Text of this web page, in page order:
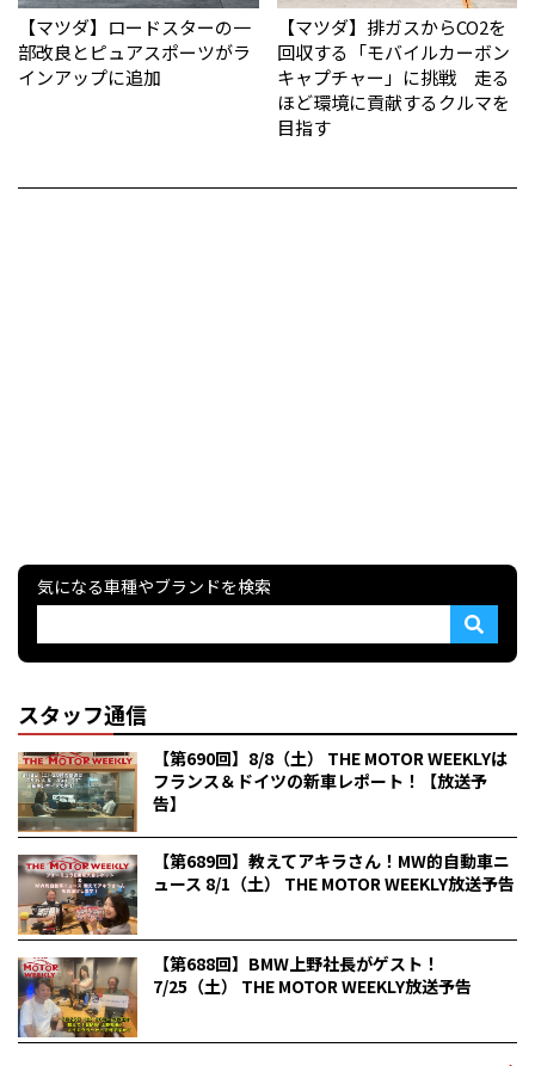
【マツダ】ロードスターの一
部改良とピュアスポーツがラ
インアップに追加
【マツダ】排ガスからCO2を
回収する「モバイルカーボン
キャプチャー」に挑戦 走る
ほど環境に貢献するクルマを
目指す
気になる車種やブランドを検索
スタッフ通信
【第690回】8/8（土） THE MOTOR WEEKLYは
フランス＆ドイツの新車レポート！【放送予
告】
【第689回】教えてアキラさん！MW的自動車ニ
ュース 8/1（土） THE MOTOR WEEKLY放送予告
【第688回】BMW上野社長がゲスト！
7/25（土） THE MOTOR WEEKLY放送予告